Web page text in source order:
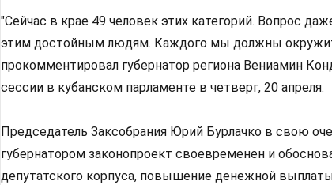
"Сейчас в крае 49 человек этих категорий. Вопрос
этим достойным людям. Каждого мы должны
прокомментировал губернатор региона Вениамин
сессии в кубанском парламенте в четверг, 20 апреля.
Председатель Заксобрания Юрий Бурлачко в свою
губернатором законопроект своевременен и
депутатского корпуса, повышение денежной